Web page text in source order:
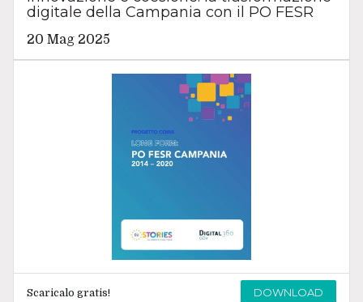
digitale della Campania con il PO FESR
20 Mag 2025
Scaricalo gratis! DOWNLOAD